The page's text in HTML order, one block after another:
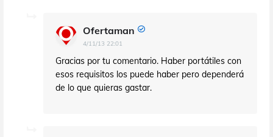
Ofertaman
4/11/13 22:01
Gracias por tu comentario. Haber portátiles con
esos requisitos los puede haber pero dependerá
de lo que quieras gastar.